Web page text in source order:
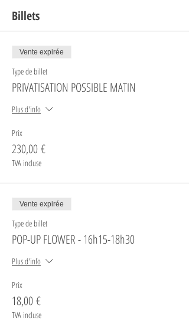
Billets
Vente expirée
Type de billet
PRIVATISATION POSSIBLE MATIN
Plus d'info
Prix
230,00 €
TVA incluse
Vente expirée
Type de billet
POP-UP FLOWER - 16h15-18h30
Plus d'info
Prix
18,00 €
TVA incluse